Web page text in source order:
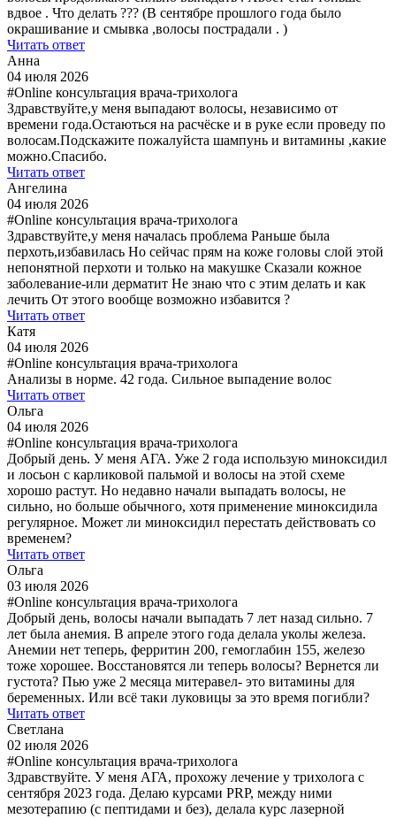
вдвое . Что делать ??? (В сентябре прошлого года было
окрашивание и смывка ,волосы пострадали . )
Читать ответ
Анна
04 июля 2026
#Online консультация врача-трихолога
Здравствуйте,у меня выпадают волосы, независимо от
времени года.Остаються на расчёске и в руке если проведу по
волосам.Подскажите пожалуйста шампунь и витамины ,какие
можно.Спасибо.
Читать ответ
Ангелина
04 июля 2026
#Online консультация врача-трихолога
Здравствуйте,у меня началась проблема Раньше была
перхоть,избавилась Но сейчас прям на коже головы слой этой
непонятной перхоти и только на макушке Сказали кожное
заболевание-или дерматит Не знаю что с этим делать и как
лечить От этого вообще возможно избавится ?
Читать ответ
Катя
04 июля 2026
#Online консультация врача-трихолога
Анализы в норме. 42 года. Сильное выпадение волос
Читать ответ
Ольга
04 июля 2026
#Online консультация врача-трихолога
Добрый день. У меня АГА. Уже 2 года использую миноксидил
и лосьон с карликовой пальмой и волосы на этой схеме
хорошо растут. Но недавно начали выпадать волосы, не
сильно, но больше обычного, хотя применение миноксидила
регулярное. Может ли миноксидил перестать действовать со
временем?
Читать ответ
Ольга
03 июля 2026
#Online консультация врача-трихолога
Добрый день, волосы начали выпадать 7 лет назад сильно. 7
лет была анемия. В апреле этого года делала уколы железа.
Анемии нет теперь, ферритин 200, гемоглабин 155, железо
тоже хорошее. Восстановятся ли теперь волосы? Вернется ли
густота? Пью уже 2 месяца митеравел- это витамины для
беременных. Или всё таки луковицы за это время погибли?
Читать ответ
Светлана
02 июля 2026
#Online консультация врача-трихолога
Здравствуйте. У меня АГА, прохожу лечение у трихолога с
сентября 2023 года. Делаю курсами PRP, между ними
мезотерапию (с пептидами и без), делала курс лазерной